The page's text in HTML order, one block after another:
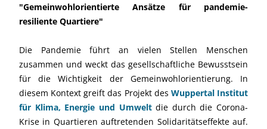
"Gemeinwohlorientierte Ansätze für pandemie-
resiliente Quartiere"
Die Pandemie führt an vielen Stellen Menschen
zusammen und weckt das gesellschaftliche Bewusstsein
für die Wichtigkeit der Gemeinwohlorientierung. In
diesem Kontext greift das Projekt des Wuppertal Institut
für Klima, Energie und Umweltdie durch die Corona-
Krise in Quartieren auftretenden Solidaritätseffekte auf.